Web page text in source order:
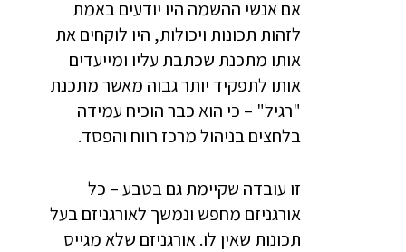
אם אנשי ההשמה היו יודעים באמת
לזהות תכונות ויכולות, היו לוקחים את
אותו מתכנת שכתבת עליו ומייעדים
אותו לתפקיד יותר גבוה מאשר מתכנת
"רגיל" – כי הוא כבר הוכיח עמידה
בלחצים בניהול מרכז רווח והפסד.
זו עובדה שקיימת גם בטבע – כל
אורגניזם מחפש ונמשך לאורגניזם בעל
תכונות שאין לו. אורגניזם שלא מגייס